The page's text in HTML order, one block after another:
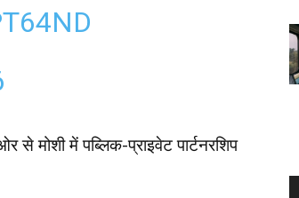
से मोशी में पब्लिक-प्राइवेट पार्टनरशिप